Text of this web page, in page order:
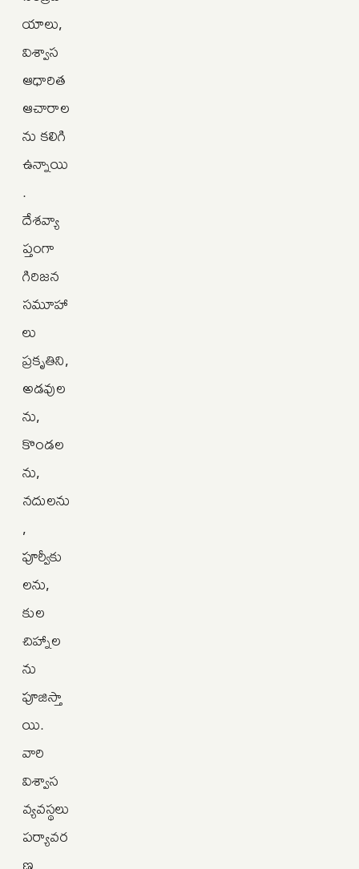
యాలు,
విశ్వాస
ఆధారిత
ఆచారాల
ను కలిగి
ఉన్నాయి
.
దేశవ్యా
ప్తంగా
గిరిజన
సమూహా
లు
ప్రకృతిని,
అడవుల
ను,
కొండల
ను,
నదులను
,
పూర్వీకు
లను,
కుల
చిహ్నాల
ను
పూజిస్తా
యి.
వారి
విశ్వాస
వ్యవస్థలు
పర్యావర